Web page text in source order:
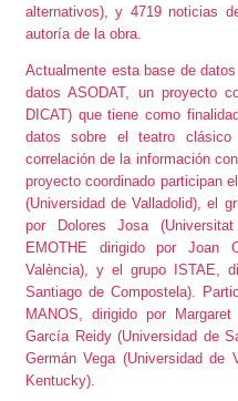
alternativos), y 4719 noticias
autoría de la obra.
Actualmente esta base de
datosASODAT, un proyecto
DICAT) que tiene como
datos sobre el teatro
correlación de la información
proyecto coordinado participan
(Universidad de Valladolid), el
por Dolores Josa
EMOTHE dirigido por Joan
València), y el grupo
ISTAE,
Santiago de Compostela).
MANOS, dirigido por
García Reidy (Universidad de
Germán Vega (Universidad de
Kentucky).